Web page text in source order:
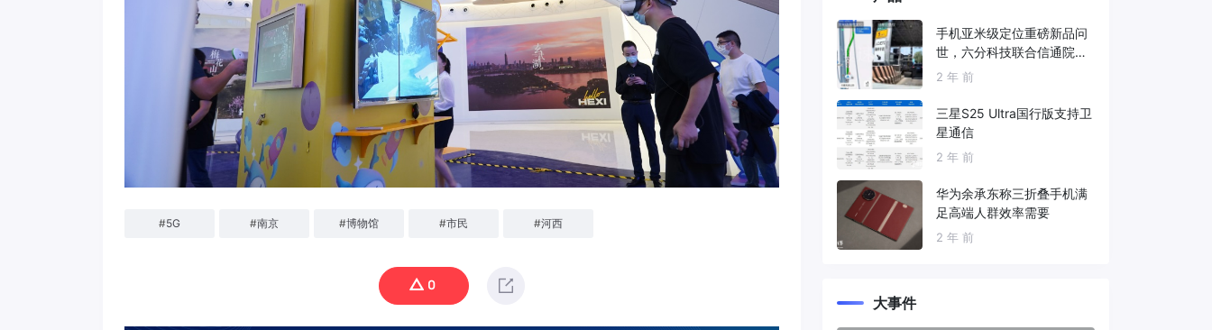
#5G #南京 #博物馆 #市民 #河西
0
手机亚米级定位重磅新品问
世，六分科技联合信通院发
布免费服务
2 年 前
三星S25 Ultra国行版支持卫
星通信
2 年 前
华为余承东称三折叠手机满
足高端人群效率需要
2 年 前
大事件